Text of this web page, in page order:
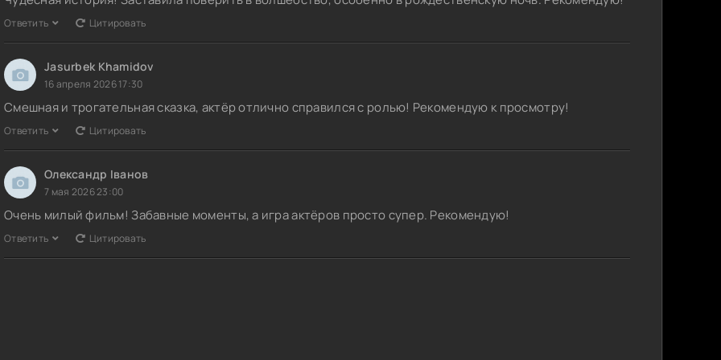
Ответить Цитировать
Jasurbek Khamidov
16 апреля 2026 17:30
Смешная и трогательная сказка, актёр отлично справился с ролью! Рекомендую к просмотру!
Ответить Цитировать
Олександр Іванов
7 мая 2026 23:00
Очень милый фильм! Забавные моменты, а игра актёров просто супер. Рекомендую!
Ответить Цитировать